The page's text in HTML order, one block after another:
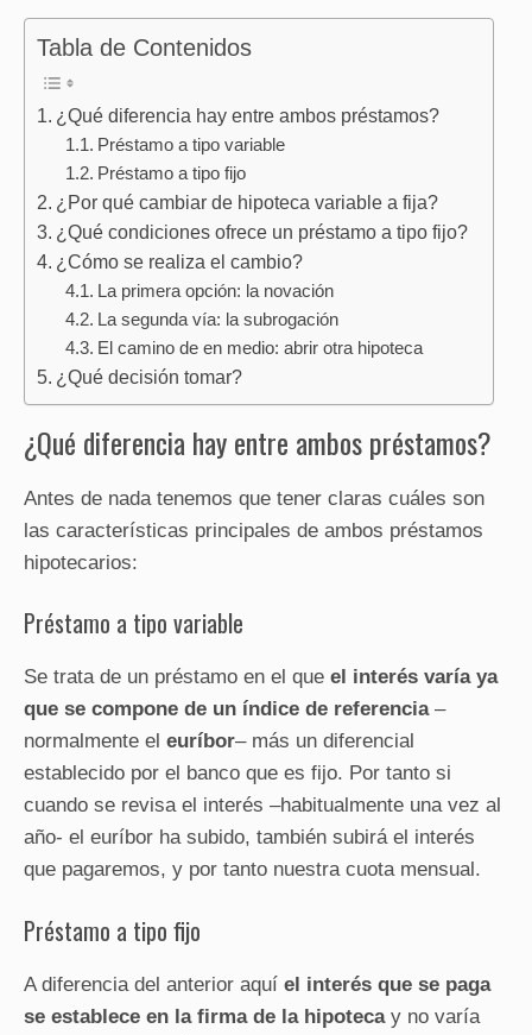
Tabla de Contenidos
¿Qué diferencia hay entre ambos préstamos?
Préstamo a tipo variable
Préstamo a tipo fijo
¿Por qué cambiar de hipoteca variable a fija?
¿Qué condiciones ofrece un préstamo a tipo fijo?
¿Cómo se realiza el cambio?
La primera opción: la novación
La segunda vía: la subrogación
El camino de en medio: abrir otra hipoteca
¿Qué decisión tomar?
¿Qué diferencia hay entre ambos préstamos?
Antes de nada tenemos que tener claras cuáles son
las características principales de ambos préstamos
hipotecarios:
Préstamo a tipo variable
Se trata de un préstamo en el que el interés varía ya
que se compone de un índice de referencia–
normalmente el euríbor– más un diferencial
establecido por el banco que es fijo. Por tanto si
cuando se revisa el interés –habitualmente una vez al
año- el euríbor ha subido, también subirá el interés
que pagaremos, y por tanto nuestra cuota mensual.
Préstamo a tipo fijo
A diferencia del anterior aquí el interés que se paga
se establece en la firma de la hipotecay no varía